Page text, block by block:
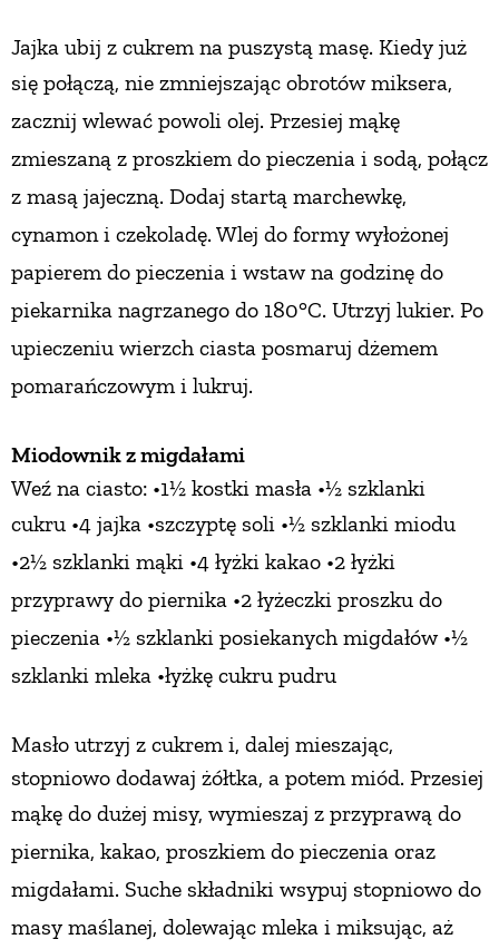
Jajka ubij z cukrem na puszystą masę. Kiedy już
się połączą, nie zmniejszając obrotów miksera,
zacznij wlewać powoli olej. Przesiej mąkę
zmieszaną z proszkiem do pieczenia i sodą, połącz
z masą jajeczną. Dodaj startą marchewkę,
cynamon i czekoladę. Wlej do formy wyłożonej
papierem do pieczenia i wstawna godzinę do
piekarnika nagrzanego do 180°C. Utrzyj lukier. Po
upieczeniu wierzch ciasta posmaruj dżemem
pomarańczowym i lukruj.
Miodownik z migdałami
Weź na ciasto: •1½ kostki masła •½ szklanki
cukru •4 jajka •szczyptę soli •½ szklanki miodu
•2½ szklanki mąki •4 łyżki kakao •2 łyżki
przyprawy do piernika •2 łyżeczki proszku do
pieczenia •½ szklanki posiekanych migdałów •½
szklanki mleka •łyżkę cukru pudru
Masło utrzyj z cukrem i, dalej mieszając,
stopniowo dodawaj żółtka, a potem miód. Przesiej
mąkę do dużej misy, wymieszaj z przyprawą do
piernika, kakao, proszkiem do pieczenia oraz
migdałami. Suche składniki wsypuj stopniowo do
masy maślanej, dolewając mleka i miksując, aż